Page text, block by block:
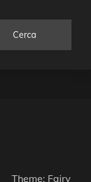
Theme: Fairy